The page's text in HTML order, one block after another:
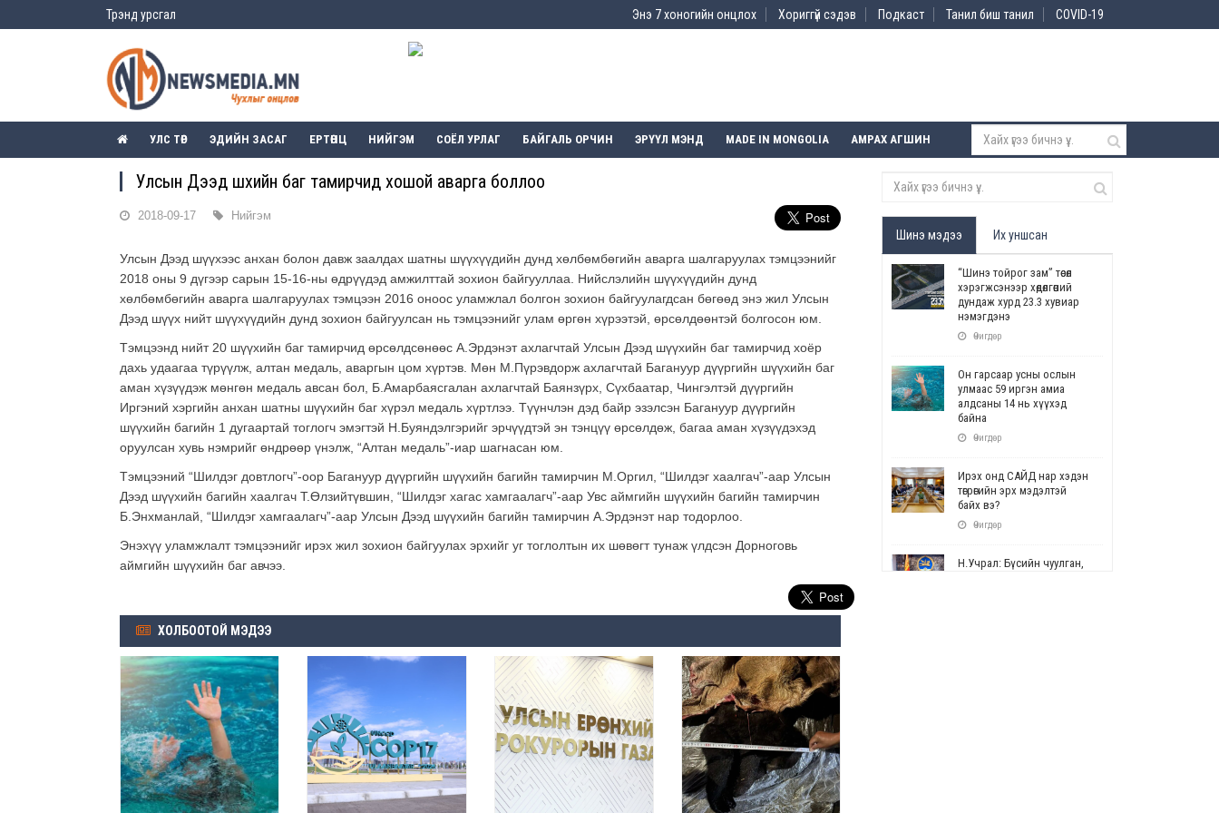
Трэнд урсгал Энэ 7 хоногийн онцлох Хориггүй сэдэв Подкаст Танил биш танил COVID-19
УЛС ТӨР ЭДИЙН ЗАСАГ ЕРТӨНЦ НИЙГЭМ СОЁЛ УРЛАГ БАЙГАЛЬ ОРЧИН ЭРҮҮЛ МЭНД MADE IN MONGOLIA АМРАХ АГШИН
Улсын Дээд шүүхийн баг тамирчид хошой аварга боллоо
2018-09-17 Нийгэм
Улсын Дээд шүүхээс анхан болон давж заалдах шатны шүүхүүдийн дунд хөлбөмбөгийн аварга шалгаруулах тэмцээнийг
2018 оны 9 дүгээр сарын 15-16-ны өдрүүдэд амжилттай зохион байгууллаа. Нийслэлийн шүүхүүдийн дунд
хөлбөмбөгийн аварга шалгаруулах тэмцээн 2016 оноос уламжлал болгон зохион байгуулагдсан бөгөөд энэ жил Улсын
Дээд шүүх нийт шүүхүүдийн дунд зохион байгуулсан нь тэмцээнийг улам өргөн хүрээтэй, өрсөлдөөнтэй болгосон юм.
Тэмцээнд нийт 20 шүүхийн баг тамирчид өрсөлдсөнөөс А.Эрдэнэт ахлагчтай Улсын Дээд шүүхийн баг тамирчид хоёр
дахь удаагаа түрүүлж, алтан медаль, аваргын цом хүртэв. Мөн М.Пүрэвдорж ахлагчтай Багануур дүүргийн шүүхийн баг
аман хүзүүдэж мөнгөн медаль авсан бол, Б.Амарбаясгалан ахлагчтай Баянзүрх, Сүхбаатар, Чингэлтэй дүүргийн
Иргэний хэргийн анхан шатны шүүхийн баг хүрэл медаль хүртлээ. Түүнчлэн дэд байр эзэлсэн Багануур дүүргийн
шүүхийн багийн 1 дугаартай тоглогч эмэгтэй Н.Буяндэлгэрийг эрчүүдтэй эн тэнцүү өрсөлдөж, багаа аман хүзүүдэхэд
оруулсан хувь нэмрийг өндрөөр үнэлж, “Алтан медаль”-иар шагнасан юм.
Тэмцээний “Шилдэг довтлогч”-оор Багануур дүүргийн шүүхийн багийн тамирчин М.Оргил, “Шилдэг хаалгач”-аар Улсын
Дээд шүүхийн багийн хаалгач Т.Өлзийтүвшин, “Шилдэг хагас хамгаалагч”-аар Увс аймгийн шүүхийн багийн тамирчин
Б.Энхманлай, “Шилдэг хамгаалагч”-аар Улсын Дээд шүүхийн багийн тамирчин А.Эрдэнэт нар тодорлоо.
Энэхүү уламжлалт тэмцээнийг ирэх жил зохион байгуулах эрхийг уг тоглолтын их шөвөгт тунаж үлдсэн Дорноговь
аймгийн шүүхийн баг авчээ.
ХОЛБООТОЙ МЭДЭЭ
Шинэ мэдээ Их уншсан
“Шинэ тойрог зам” төсөл
хэрэгжсэнээр хөдөлгөөний
дундаж хурд 23.3 хувиар
нэмэгдэнэ
Өчигдөр
Он гарсаар усны ослын
улмаас 59 иргэн амиа
алдсаны 14 нь хүүхэд
байна
Өчигдөр
Ирэх онд САЙД нар хэдэн
төгрөгийн эрх мэдэлтэй
байх вэ?
Өчигдөр
Н.Учрал: Бүсийн чуулган,